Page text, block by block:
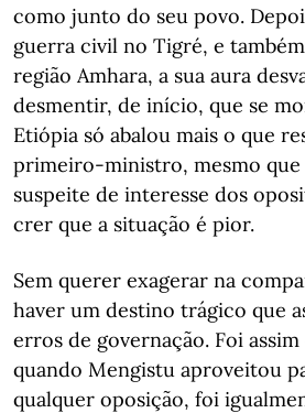
como junto do seu povo.
guerra civil no Tigré, e
região Amhara, a sua aura
desmentir, de início, que se
Etiópia só abalou mais o que
primeiro-ministro, mesmo que
suspeite de interesse dos
crer que a situação é pior.
Sem querer exagerar na
haver um destino trágico que
erros de governação. Foi assim
quando Mengistu aproveitou
qualquer oposição, foi